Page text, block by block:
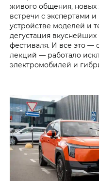
живого общения, новых
встречи с экспертами
устройстве моделей и
дегустация
фестиваля. И все это —
лекций — работало
электромобилей и